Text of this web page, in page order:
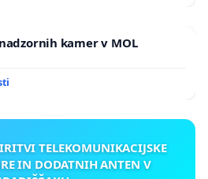
kamer v MOL
TELEKOMUNIKACIJSKE
IN DODATNIH ANTEN V